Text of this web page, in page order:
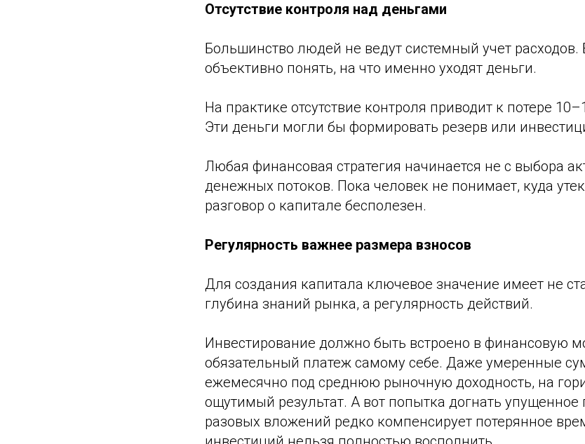
Отсутствие контроля над деньгами
Большинство людей не ведут системный учет расходов.
объективно понять, на что именно уходят деньги.
На практике отсутствие контроля приводит к потере
Эти деньги могли бы формировать резерв или
Любая финансовая стратегия начинается не с выбора
денежных потоков. Пока человек не понимает, куда
разговор о капитале бесполезен.
Регулярность важнее размера взносов
Для создания капитала ключевое значение имеет не
глубина знаний рынка, а регулярность действий.
Инвестирование должно быть встроено в финансовую
обязательный платеж самому себе. Даже умеренные
ежемесячно под среднюю рыночную доходность, на
ощутимый результат. А вот попытка догнать упущенное
разовых вложений редко компенсирует потерянное